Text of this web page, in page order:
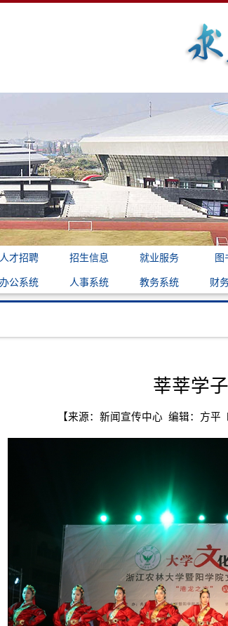
人才招聘 招生信息 就业服务 图
办公系统 人事系统 教务系统 财
莘莘学子
【来源：新闻宣传中心 编辑：方平